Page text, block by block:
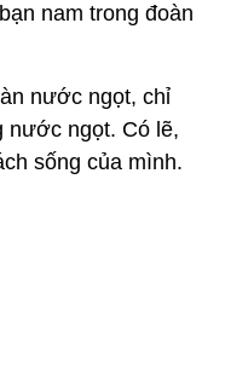
nam trong đoàn
nước ngọt, chỉ
nước ngọt. Có lẽ,
sống của mình.